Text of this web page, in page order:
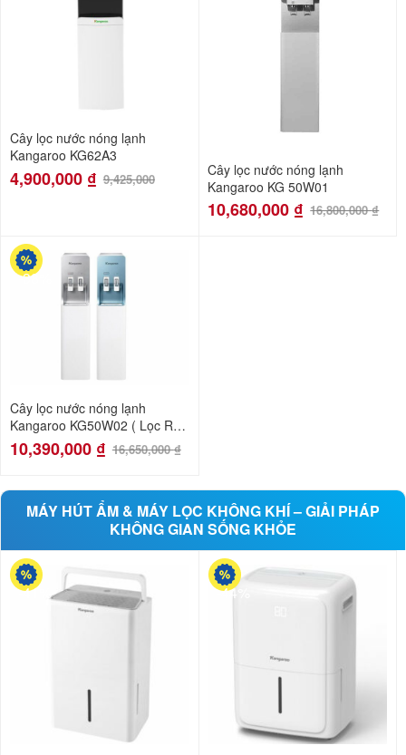
Cây lọc nước nóng lạnh
Kangaroo KG62A3
4,900,000 ₫ 9,425,000
Cây lọc nước nóng lạnh
Kangaroo KG 50W01
10,680,000 ₫ 16,800,000₫
-38%
Cây lọc nước nóng lạnh
Kangaroo KG50W02 ( Lọc RO
)10,390,000 ₫ 16,650,000₫
MÁY HÚT ẨM & MÁY LỌC KHÔNG KHÍ – GIẢI PHÁP
KHÔNG GIAN SỐNG KHỎE
-41% -44%